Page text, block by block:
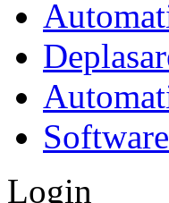
Login